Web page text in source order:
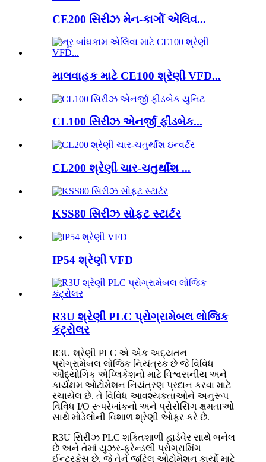
CE200 સિરીઝ મેન-કાર્ગો એલિવ...
માલવાહક માટે CE100 શ્રેણી VFD...
CL100 સિરીઝ એનર્જી ફીડબેક...
CL200 શ્રેણી ચાર-ચતુર્થાંશ ...
KSS80 સિરીઝ સોફ્ટ સ્ટાર્ટર
IP54 શ્રેણી VFD
R3U શ્રેણી PLC પ્રોગ્રામેબલ લોજિક
કંટ્રોલર
R3U શ્રેણી PLC એ એક અદ્યતન
પ્રોગ્રામેબલ લોજિક નિયંત્રક છે જે વિવિધ
ઔદ્યોગિક એપ્લિકેશનો માટે વિશ્વસનીય અને
કાર્યક્ષમ ઓટોમેશન નિયંત્રણ પ્રદાન કરવા માટે
રચાયેલ છે. તે વિવિધ આવશ્યકતાઓને અનુરૂપ
વિવિધ I/O રૂપરેખાંકનો અને પ્રોસેસિંગ ક્ષમતાઓ
સાથે મોડેલોની વિશાળ શ્રેણી ઓફર કરે છે.
R3U સિરીઝ PLC શક્તિશાળી હાર્ડવેર સાથે બનેલ
છે અને તેમાં યુઝર-ફ્રેન્ડલી પ્રોગ્રામિંગ
ઈન્ટરફેસ છે, જે તેને જટિલ ઓટોમેશન કાર્યો માટે